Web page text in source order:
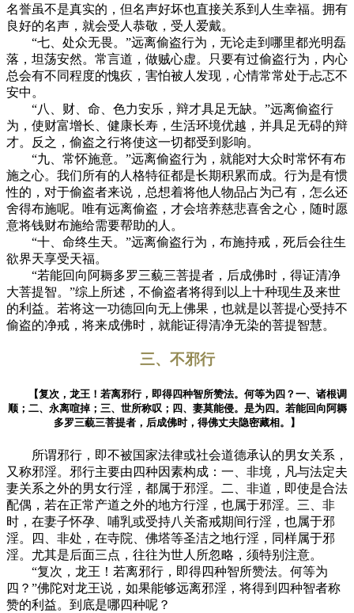
名誉虽不是真实的，但名声好坏也直接关系到人生幸福。拥有
良好的名声，就会受人恭敬，受人爱戴。
“七、处众无畏。”远离偷盗行为，无论走到哪里都光明磊
落，坦荡安然。常言道，做贼心虚。只要有过偷盗行为，内心
总会有不同程度的愧疚，害怕被人发现，心情常常处于忐忑不
安中。
“八、财、命、色力安乐，辩才具足无缺。”远离偷盗行
为，使财富增长、健康长寿，生活环境优越，并具足无碍的辩
才。反之，偷盗之行将使这一切都受到影响。
“九、常怀施意。”远离偷盗行为，就能对大众时常怀有布
施之心。我们所有的人格特征都是长期积累而成。行为是有惯
性的，对于偷盗者来说，总想着将他人物品占为己有，怎么还
舍得布施呢。唯有远离偷盗，才会培养慈悲喜舍之心，随时愿
意将钱财布施给需要帮助的人。
“十、命终生天。”远离偷盗行为，布施持戒，死后会往生
欲界天享受天福。
“若能回向阿耨多罗三藐三菩提者，后成佛时，得证清净
大菩提智。”综上所述，不偷盗者将得到以上十种现生及来世
的利益。若将这一功德回向无上佛果，也就是以菩提心受持不
偷盗的净戒，将来成佛时，就能证得清净无染的菩提智慧。
三、不邪行
【复次，龙王！若离邪行，即得四种智所赞法。何等为四？一、诸根调
顺；二、永离喧掉；三、世所称叹；四、妻莫能侵。是为四。若能回向阿耨
多罗三藐三菩提者，后成佛时，得佛丈夫隐密藏相。】
所谓邪行，即不被国家法律或社会道德承认的男女关系，
又称邪淫。邪行主要由四种因素构成：一、非境，凡与法定夫
妻关系之外的男女行淫，都属于邪淫。二、非道，即使是合法
配偶，若在正常产道之外的地方行淫，也属于邪淫。三、非
时，在妻子怀孕、哺乳或受持八关斋戒期间行淫，也属于邪
淫。四、非处，在寺院、佛塔等圣洁之地行淫，同样属于邪
淫。尤其是后面三点，往往为世人所忽略，须特别注意。
“复次，龙王！若离邪行，即得四种智所赞法。何等为
四？”佛陀对龙王说，如果能够远离邪淫，将得到四种智者称
赞的利益。到底是哪四种呢？